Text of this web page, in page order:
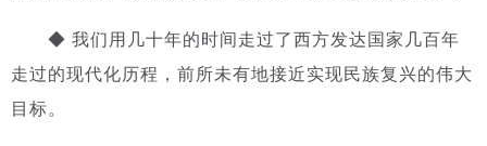
◆ 我们用几十年的时间走过了西方发达国家几百年
走过的现代化历程，前所未有地接近实现民族复兴的伟大
目标。